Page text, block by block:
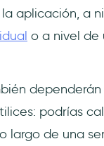
aplicación, a
o a nivel de
podrías
largo de una